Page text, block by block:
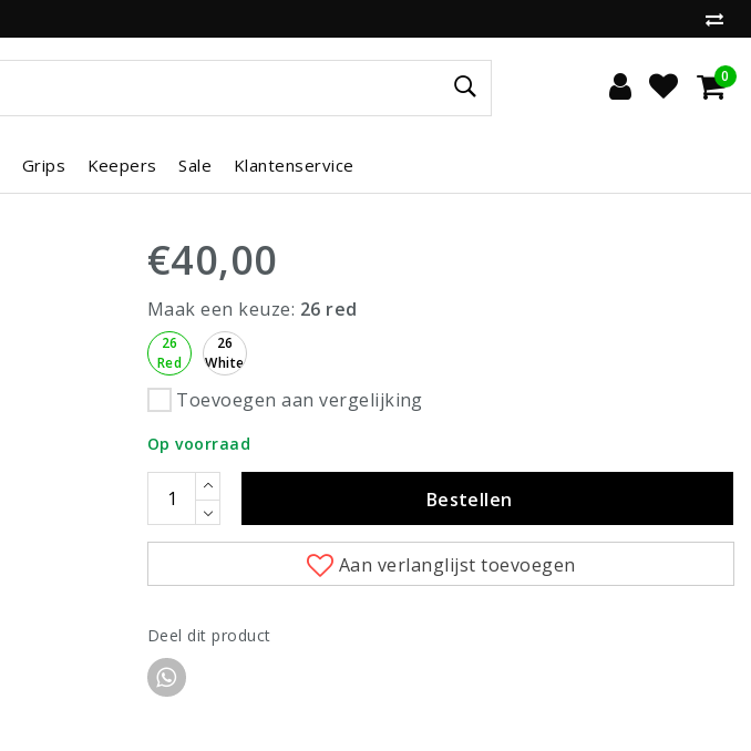
0
Grips Keepers Sale Klantenservice
€40,00
Maak een keuze: 26 red
26
Red
26
White
Toevoegen aan vergelijking
Op voorraad
Bestellen
Aan verlanglijst toevoegen
Deel dit product